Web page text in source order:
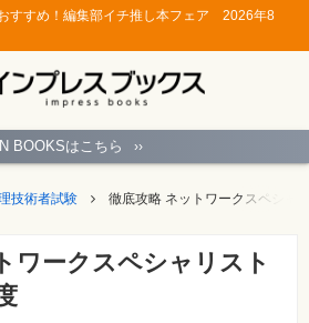
すすめ！編集部イチ推し本フェア 2026年8
BOOKSはこちら ››
技術者試験 徹底攻略 ネットワークスペシャ
ワークスペシャリスト